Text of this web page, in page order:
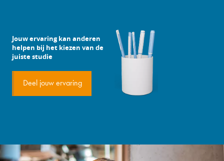
Jouw ervaring kan anderen
helpen bij het kiezen van de
juiste studie
Deel jouw ervaring